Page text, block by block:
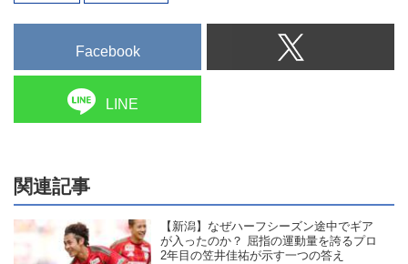
Facebook
LINE
関連記事
【新潟】なぜハーフシーズン途中でギア
が入ったのか？ 屈指の運動量を誇るプロ
2年目の笠井佳祐が示す一つの答え